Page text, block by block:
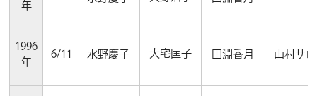
年
1996
年
6/11 水野慶子 大宅匡子 田淵香月 山村サロ